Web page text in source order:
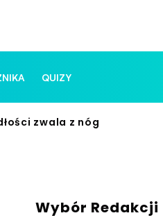
QUIZY
zwala z nóg
Wybór Redakcji